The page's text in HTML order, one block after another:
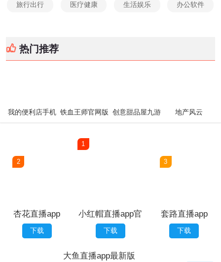
旅行出行 医疗健康 生活娱乐 办公软件
热门推荐
我的便利店手机 铁血王师官网版 创意甜品屋九游 地产风云
2
杏花直播app
下载
1
小红帽直播app官
网版
下载
3
套路直播app
社交女王
下载
大鱼直播app最新版